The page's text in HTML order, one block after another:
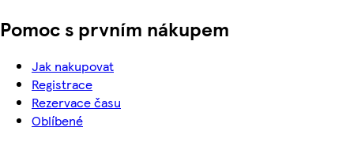
Pomoc s prvním nákupem
Jak nakupovat
Registrace
Rezervace času
Oblíbené